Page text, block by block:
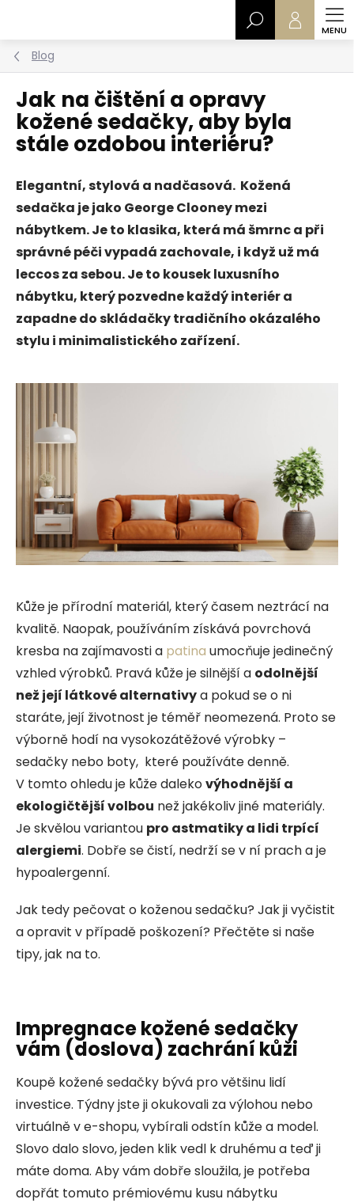
Hledat
Blog
Jak na čištění a opravy
kožené sedačky, aby byla
stále ozdobou interiéru?
Elegantní, stylová a nadčasová. Kožená
sedačka je jako George Clooney mezi
nábytkem. Je to klasika, která má šmrnc a při
správné péči vypadá zachovale, i když už má
leccos za sebou. Je to kousek luxusního
nábytku, který pozvedne každý interiér a
zapadne do skládačky tradičního okázalého
stylu i minimalistického zařízení.
Kůže je přírodní materiál, který časem neztrácí na
kvalitě. Naopak, používáním získává povrchová
kresba na zajímavosti a patina umocňuje jedinečný
vzhled výrobků. Pravá kůže je silnější a odolnější
než její látkové alternativya pokud se o ni
staráte, její životnost je téměř neomezená. Proto se
výborně hodí na vysokozátěžové výrobky –
sedačky nebo boty, které používáte denně.
V tomto ohledu je kůže dalekovýhodnější a
ekologičtější volbou než jakékoliv jiné materiály.
Je skvělou variantou pro astmatiky a lidi trpící
alergiemi. Dobře se čistí, nedrží se v ní prach a je
hypoalergenní.
Jak tedy pečovat o koženou sedačku? Jak ji vyčistit
a opravit v případě poškození? Přečtěte si naše
tipy, jak na to.
Impregnace kožené sedačky
vám (doslova) zachrání kůži
Koupě kožené sedačky bývá pro většinu lidí
investice. Týdny jste ji okukovali za výlohou nebo
virtuálně v e-shopu, vybírali odstín kůže a model.
Slovo dalo slovo, jeden klik vedl k druhému a teď ji
máte doma. Aby vám dobře sloužila, je potřeba
dopřát tomuto prémiovému kusu nábytku